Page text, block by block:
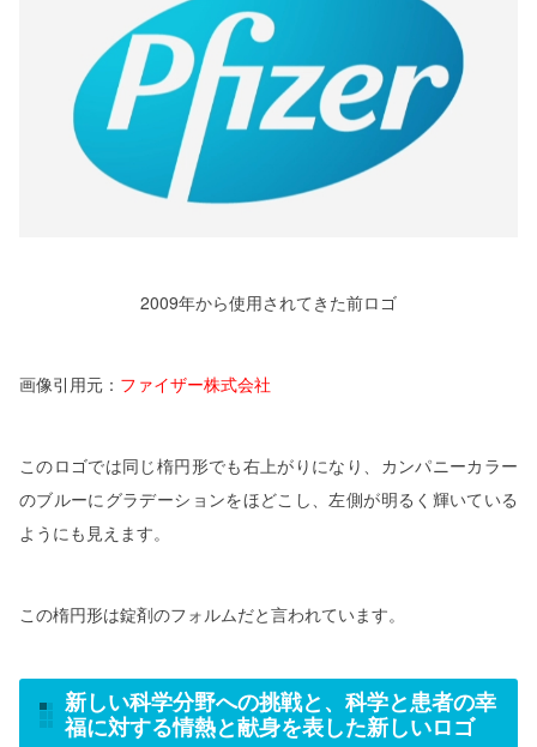
2009年から使用されてきた前ロゴ
画像引用元： ファイザー株式会社
このロゴでは同じ楕円形でも右上がりになり、カンパニーカラー
のブルーにグラデーションをほどこし、左側が明るく輝いている
ようにも見えます。
この楕円形は錠剤のフォルムだと言われています。
新しい科学分野への挑戦と、科学と患者の幸
福に対する情熱と献身を表した新しいロゴ